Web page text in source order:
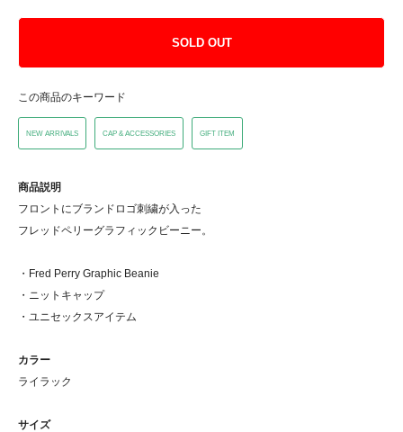
SOLD OUT
この商品のキーワード
NEW ARRIVALS CAP & ACCESSORIES GIFT ITEM
商品説明
フロントにブランドロゴ刺繍が入った
フレッドペリーグラフィックビーニー。
・Fred Perry Graphic Beanie
・ニットキャップ
・ユニセックスアイテム
カラー
ライラック
サイズ